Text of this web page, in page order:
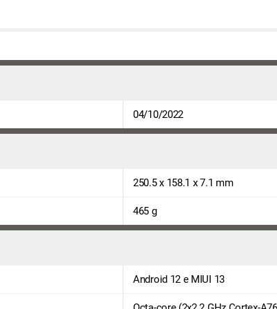
04/10/2022
250.5 x 158.1 x 7.1 mm
465 g
Android 12 e MIUI 13